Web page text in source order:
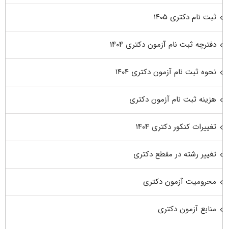
ثبت نام دکتری ۱۴۰۵
دفترچه ثبت نام آزمون دکتری ۱۴۰۴
نحوه ثبت نام آزمون دکتری ۱۴۰۴
هزینه ثبت نام آزمون دکتری
تغییرات کنکور دکتری ۱۴۰۴
تغییر رشته در مقطع دکتری
محرومیت آزمون دکتری
منابع آزمون دکتری